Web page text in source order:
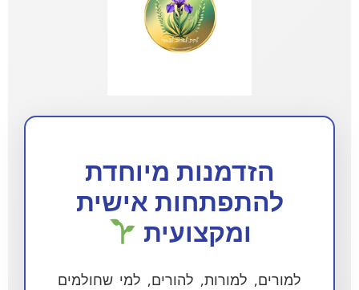
הזדמנות מיוחדת
להתפתחות אישית
ומקצועית
למורים, למורות, להורים, למי שחולמים